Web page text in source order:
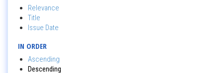
Relevance
Title
Issue Date
IN ORDER
Ascending
Descending